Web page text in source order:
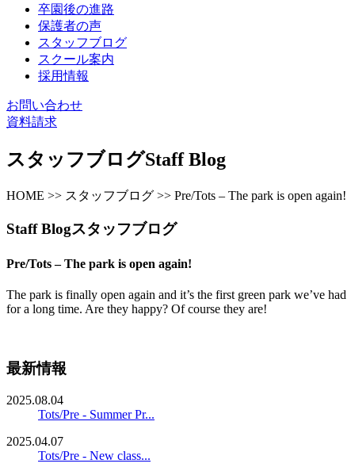
卒園後の進路
保護者の声
スタッフブログ
スクール案内
採用情報
お問い合わせ
資料請求
スタッフブログStaff Blog
HOME >> スタッフブログ >> Pre/Tots – The park is open again!
Staff Blogスタッフブログ
Pre/Tots – The park is open again!
The park is finally open again and it’s the first green park we’ve had
for a long time. Are they happy? Of course they are!
最新情報
2025.08.04
Tots/Pre - Summer Pr...
2025.04.07
Tots/Pre - New class...